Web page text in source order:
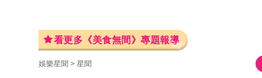
看更多《美食無間》專題報導
娛樂星聞 星聞